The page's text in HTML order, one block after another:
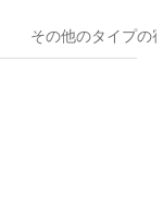
その他のタ⁠イ⁠プ⁠の